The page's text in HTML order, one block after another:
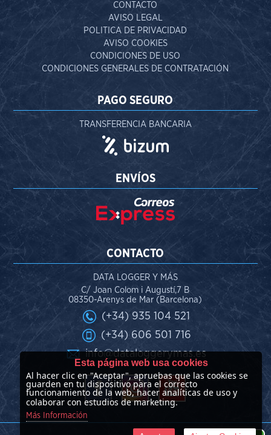
CONTACTO
AVISO LEGAL
POLITICA DE PRIVACIDAD
AVISO COOKIES
CONDICIONES DE USO
CONDICIONES GENERALES DE CONTRATACIÓN
PAGO SEGURO
TRANSFERENCIA BANCARIA
ENVÍOS
CONTACTO
DATA LOGGER Y MÁS
C/ Joan Colom i Augustí,7 B
08350-Arenys de Mar (Barcelona)
(+34) 935 104 521
(+34) 606 501 716
info@dataloggerymas.es
Esta página web usa cookies
Al hacer clic en "Aceptar", apruebas que las cookies se
guarden en tu dispositivo para el correcto
funcionamiento de la web, hacer analíticas de uso y
colaborar con estudios de marketing.
Más Información